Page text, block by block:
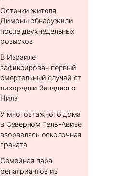
Останки жителя
Димоны обнаружили
после двухнедельных
розысков
В Израиле
зафиксирован первый
смертельный случай от
лихорадки Западного
Нила
У многоэтажного дома
в Северном Тель-Авиве
взорвалась осколочная
граната
Семейная пара
репатриантов из